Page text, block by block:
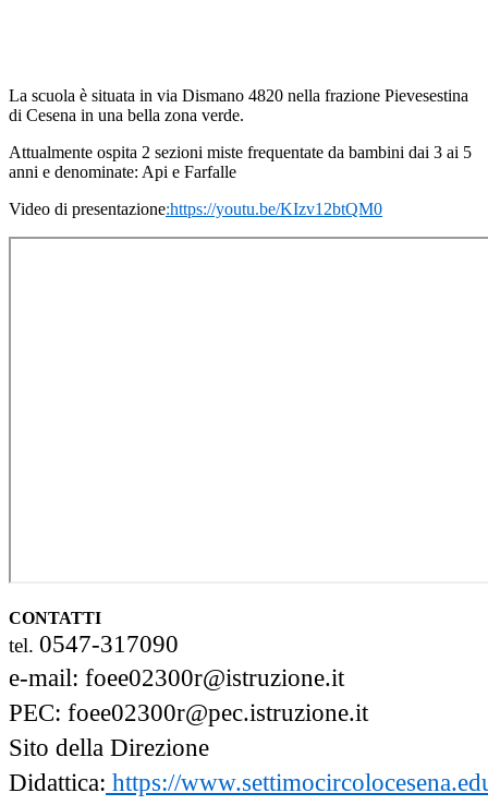
La scuola è situata in via Dismano 4820 nella frazione Pievesestina
di Cesena in una bella zona verde.
Attualmente ospita 2 sezioni miste frequentate da bambini dai 3 ai 5
anni e denominate: Api e Farfalle
Video di presentazione:https://youtu.be/KIzv12btQM0
CONTATTI
tel. 0547-317090
e-mail: foee02300r@istruzione.it
PEC: foee02300r@pec.istruzione.it
Sito della Direzione
Didattica: https://